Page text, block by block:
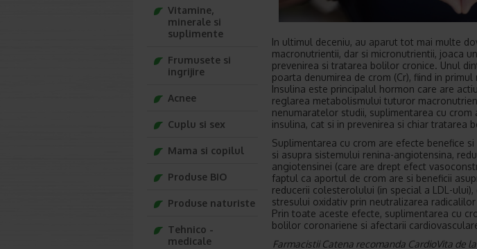
In ultimul deceniu, au aparut tot mai multe
macronutrientii, dar si micronutrientii, joaca
prevenirea si tratarea bolilor cronice. Unul
poarta denumirea de crom (Cr), fiind in
Insulina este principalul hormon care are
reglarea metabolismului tuturor
nenumaratelor studii, suplimentarea cu
insulina, cat si in prevenirea si chiar tratarea
Suplimentarea cu crom are efecte benefice
si asupra sistemului renina-angiotensina,
angiotensinei (care are drept efect
faptul ca aportul de crom are si beneficii
reducerii colesterolului (in special a LDL-
stresului oxidativ prin neutralizarea
Prin toate aceste efecte, suplimentarea cu
bolilor coronariene si afectarii
Farmacistii Catena recomanda CardioVita de
Vitamine,
minerale si
suplimente
Frumusete si
ingrijire
Acnee
Cuplu si sex
Mama si copilul
Produse BIO
Produse naturiste
Tehnico -
medicale